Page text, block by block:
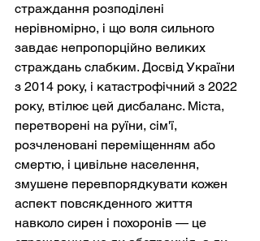
страждання розподілені
нерівномірно, і що воля сильного
завдає непропорційно великих
страждань слабким. Досвід України
з 2014 року, і катастрофічний з 2022
року, втілює цей дисбаланс. Міста,
перетворені на руїни, сім'ї,
розчленовані переміщенням або
смертю, і цивільне населення,
змушене перевпорядкувати кожен
аспект повсякденного життя
навколо сирен і похоронів — це